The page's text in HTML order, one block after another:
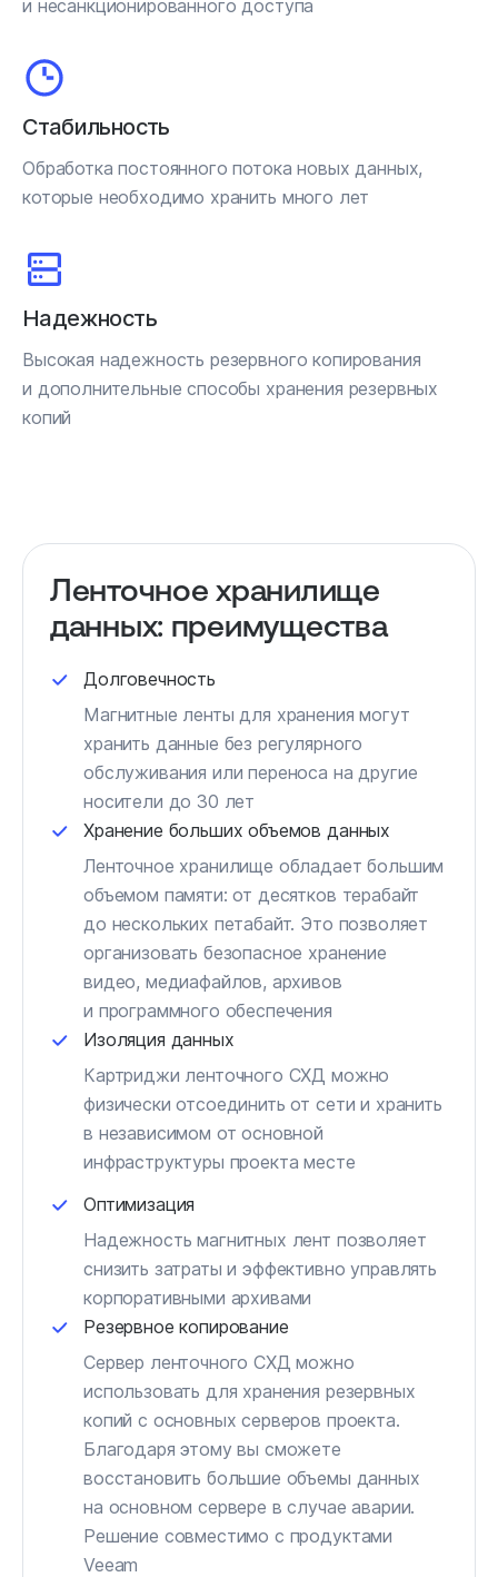
и несанкционированного доступа
Стабильность
Обработка постоянного потока новых данных,
которые необходимо хранить много лет
Надежность
Высокая надежность резервного копирования
и дополнительные способы хранения резервных
копий
Ленточное хранилище
данных: преимущества
Долговечность
Магнитные ленты для хранения могут
хранить данные без регулярного
обслуживания или переноса на другие
носители до 30 лет
Хранение больших объемов данных
Ленточное хранилище обладает большим
объемом памяти: от десятков терабайт
до нескольких петабайт. Это позволяет
организовать безопасное хранение
видео, медиафайлов, архивов
и программного обеспечения
Изоляция данных
Картриджи ленточного СХД можно
физически отсоединить от сети и хранить
в независимом от основной
инфраструктуры проекта месте
Оптимизация
Надежность магнитных лент позволяет
снизить затраты и эффективно управлять
корпоративными архивами
Резервное копирование
Сервер ленточного СХД можно
использовать для хранения резервных
копий с основных серверов проекта.
Благодаря этому вы сможете
восстановить большие объемы данных
на основном сервере в случае аварии.
Решение совместимо с продуктами
Veeam